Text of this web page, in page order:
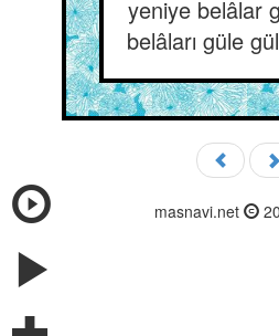
yeniye belâlar
belâları güle
masnavi.net